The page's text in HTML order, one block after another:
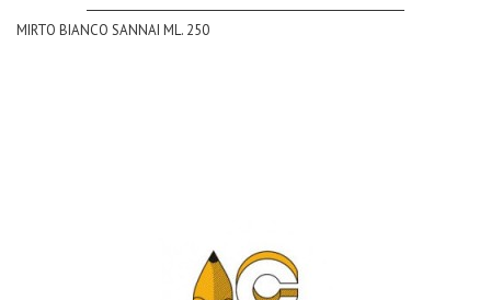
Aggiungi
MIRTO BIANCO SANNAI ML. 250